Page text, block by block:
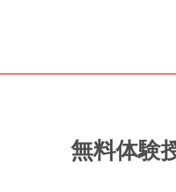
無料体験